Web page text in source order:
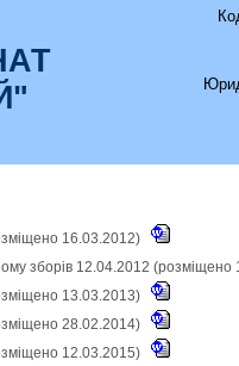
16.03.2012)
зборів 12.04.2012 (розміщено
13.03.2013)
28.02.2014)
12.03.2015)